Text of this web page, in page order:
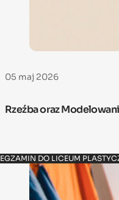
05 maj 2026
Rzeźba oraz
EGZAMIN DO LICEUM